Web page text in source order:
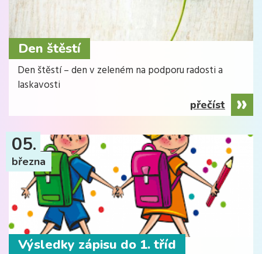
Den štěstí
Den štěstí – den v zeleném na podporu radosti a
laskavosti
přečíst
Výsledky zápisu do 1. tříd
05.
března